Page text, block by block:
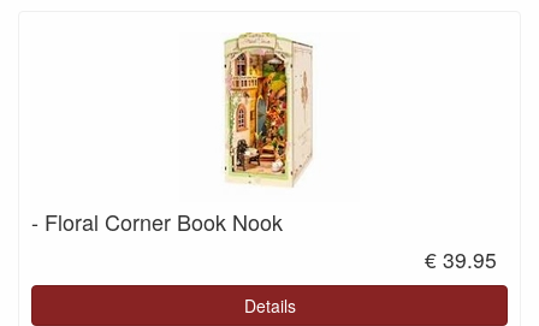
- Floral Corner Book Nook
€ 39.95
Details